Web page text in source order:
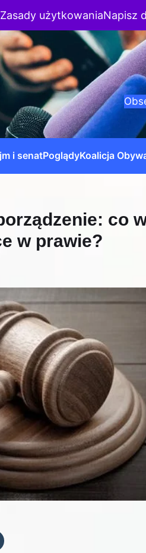
Zasady użytkowaniaNapisz
i senatPoglądyKoalicja
co
w prawie?